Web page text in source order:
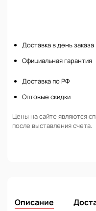
Доставка в день заказа
Официальная гарантия
Доставка по РФ
Оптовые скидки
Цены на сайте являются
после выставления счета.
Описание